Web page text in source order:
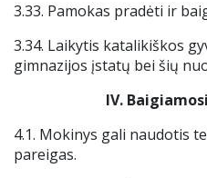
3.33. Pamokas pradėti ir
3.34. Laikytis katalikiškos
gimnazijos įstatų bei šių
IV.
4.1. Mokinys gali naudotis
pareigas.